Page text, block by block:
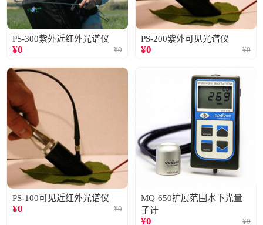
PS-300紫外近红外光谱仪
¥0 ¥0
PS-200紫外可见光谱仪
¥0 ¥0
PS-100可见近红外光谱仪
¥0 ¥0
MQ-650扩展范围水下光量
子计
¥0 ¥0